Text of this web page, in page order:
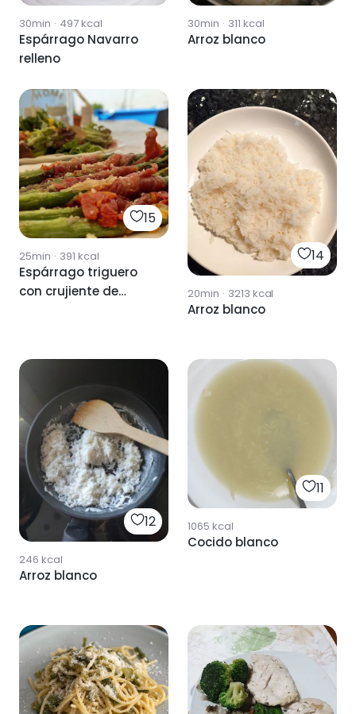
30min · 497kcal
Espárrago Navarro
relleno
30min · 311 kcal
Arroz blanco
15
25min · 391 kcal
Espárrago triguero
con crujiente de
14
20min · 3213 kcal
Arroz blanco
12
246 kcal
Arroz blanco
11
1065 kcal
Cocido blanco